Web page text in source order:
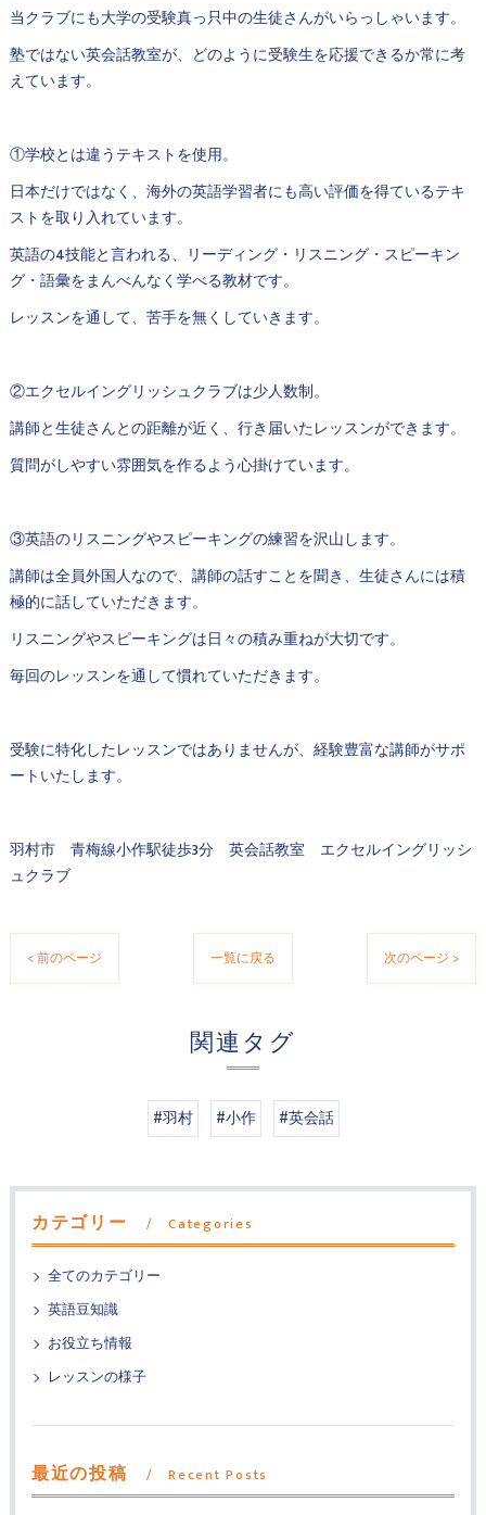
当クラブにも大学の受験真っ只中の生徒さんがいらっしゃいます。
塾ではない英会話教室が、どのように受験生を応援できるか常に考
えています。
①学校とは違うテキストを使用。
日本だけではなく、海外の英語学習者にも高い評価を得ているテキ
ストを取り入れています。
英語の4技能と言われる、リーディング・リスニング・スピーキン
グ・語彙をまんべんなく学べる教材です。
レッスンを通して、苦手を無くしていきます。
②エクセルイングリッシュクラブは少人数制。
講師と生徒さんとの距離が近く、行き届いたレッスンができます。
質問がしやすい雰囲気を作るよう心掛けています。
③英語のリスニングやスピーキングの練習を沢山します。
講師は全員外国人なので、講師の話すことを聞き、生徒さんには積
極的に話していただきます。
リスニングやスピーキングは日々の積み重ねが大切です。
毎回のレッスンを通して慣れていただきます。
受験に特化したレッスンではありませんが、経験豊富な講師がサポ
ートいたします。
羽村市 青梅線小作駅徒歩3分 英会話教室 エクセルイングリッシ
ュクラブ
< 前のページ 一覧に戻る 次のページ >
関連タグ
#羽村 #小作 #英会話
カテゴリー Categories
全てのカテゴリー
英語豆知識
お役立ち情報
レッスンの様子
最近の投稿 Recent Posts